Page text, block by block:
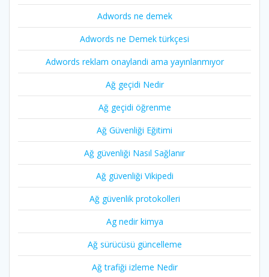
Adwords ne demek
Adwords ne Demek türkçesi
Adwords reklam onaylandi ama yayınlanmıyor
Ağ geçidi Nedir
Ağ geçidi öğrenme
Ağ Güvenliği Eğitimi
Ağ güvenliği Nasıl Sağlanır
Ağ güvenliği Vikipedi
Ağ güvenlik protokolleri
Ag nedir kimya
Ağ sürücüsü güncelleme
Ağ trafiği izleme Nedir